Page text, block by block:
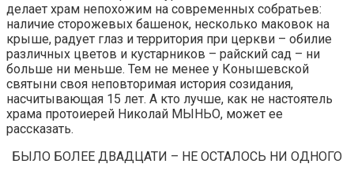
делает храм непохожим на современных собратьев:
наличие сторожевых башенок, несколько маковок на
крыше, радует глаз и территория при церкви – обилие
различных цветов и кустарников – райский сад – ни
больше ни меньше. Тем не менее у Конышевской
святыни своя неповторимая история созидания,
насчитывающая 15 лет. А кто лучше, как не настоятель
храма протоиерей Николай МЫНЬО, может ее
рассказать.
БЫЛО БОЛЕЕ ДВАДЦАТИ – НЕ ОСТАЛОСЬ НИ ОДНОГО